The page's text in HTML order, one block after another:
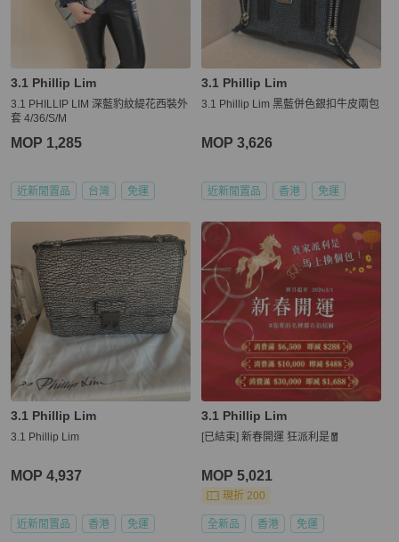
3.1 Phillip Lim
3.1 PHILLIP LIM 深藍豹紋緹花西裝外
套 4/36/S/M
MOP 1,285
近新閒置品 台灣 免運
3.1 Phillip Lim
3.1 Phillip Lim 黑藍併色銀扣牛皮兩包
MOP 3,626
近新閒置品 香港 免運
3.1 Phillip Lim
3.1 Phillip Lim
MOP 4,937
近新閒置品 香港 免運
3.1 Phillip Lim
[已結束] 新春開運 狂派利是🧧
MOP 5,021
現折 200
全新品 香港 免運